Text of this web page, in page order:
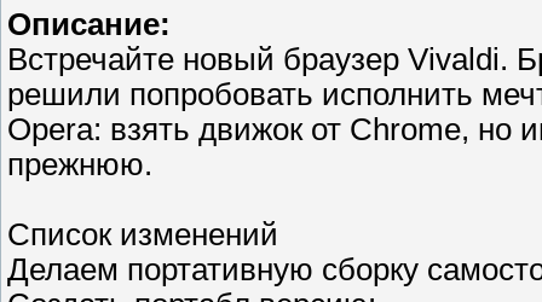
Описание:
Встречайте новый браузер Vivaldi.
решили попробовать исполнить
Opera: взять движок от Chrome, но
прежнюю.
Список изменений
Делаем портативную сборку